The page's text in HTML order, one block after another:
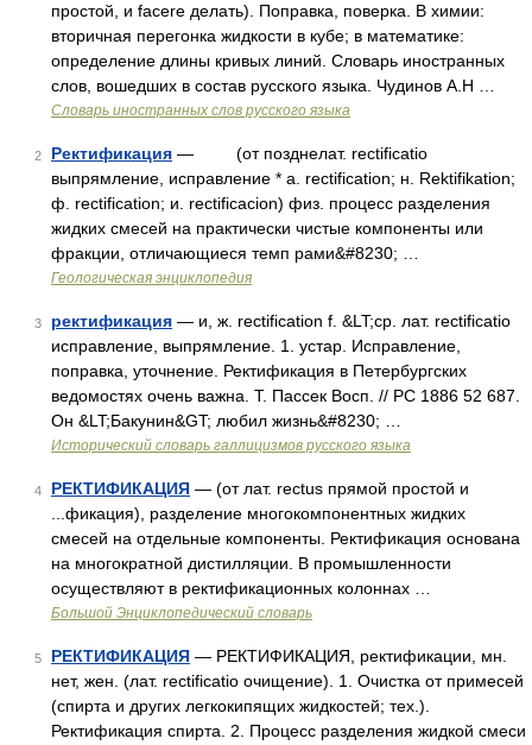
простой, и facere делать). Поправка, поверка. В химии:
вторичная перегонка жидкости в кубе; в математике:
определение длины кривых линий. Словарь иностранных
слов, вошедших в состав русского языка. Чудинов А.Н …
Словарь иностранных слов русского языка
2 Ректификация — (от позднелат. rectificatio
выпрямление, исправление * а. rectification; н. Rektifikation;
ф. rectification; и. rectificacion) физ. процесс разделения
жидких смесей на практически чистые компоненты или
фракции, отличающиеся темп рами&#8230; …
Геологическая энциклопедия
3 ректификация — и, ж. rectification f. &LT;ср. лат. rectificatio
исправление, выпрямление. 1. устар. Исправление,
поправка, уточнение. Ректификация в Петербургских
ведомостях очень важна. Т. Пассек Восп. // РС 1886 52 687.
Он &LT;Бакунин&GT; любил жизнь&#8230; …
Исторический словарь галлицизмов русского языка
4 РЕКТИФИКАЦИЯ — (от лат. rectus прямой простой и
...фикация), разделение многокомпонентных жидких
смесей на отдельные компоненты. Ректификация основана
на многократной дистилляции. В промышленности
осуществляют в ректификационных колоннах …
Большой Энциклопедический словарь
5 РЕКТИФИКАЦИЯ — РЕКТИФИКАЦИЯ, ректификации, мн.
нет, жен. (лат. rectificatio очищение). 1. Очистка от примесей
(спирта и других легкокипящих жидкостей; тех.).
Ректификация спирта. 2. Процесс разделения жидкой смеси